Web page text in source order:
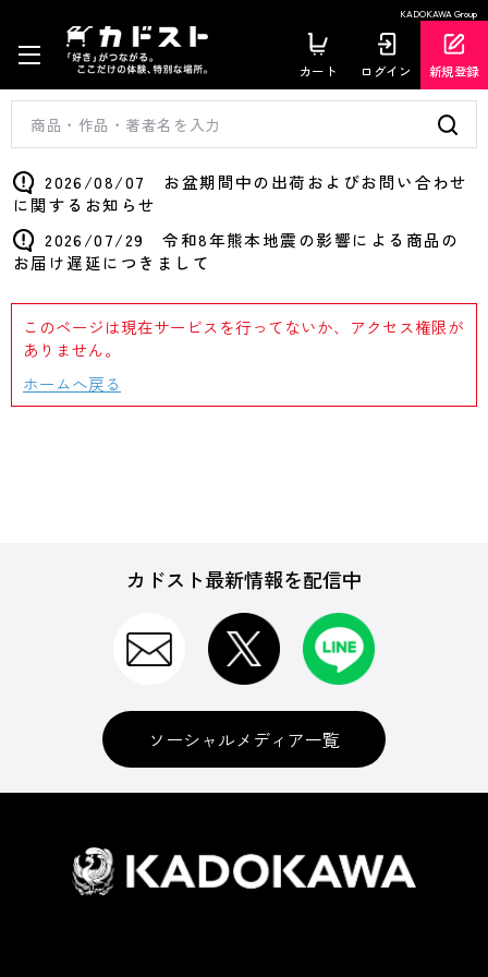
KADOKAWA Group
カート ログイン 新規登録
2026/08/07 お盆期間中の出荷およびお問い合わせ
に関するお知らせ
2026/07/29 令和8年熊本地震の影響による商品の
お届け遅延につきまして
このページは現在サービスを行ってないか、アクセス権限が
ありません。
ホームへ戻る
カドスト最新情報を配信中
ソーシャルメディア一覧